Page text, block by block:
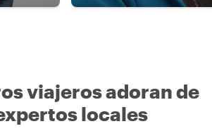
viajeros adoran de
locales